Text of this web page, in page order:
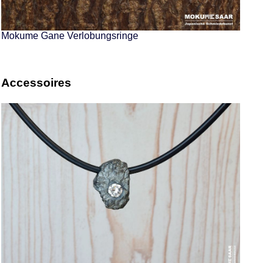
Mokume Gane Verlobungsringe
Accessoires